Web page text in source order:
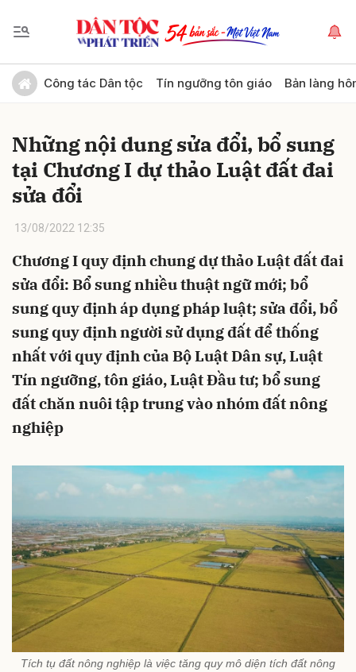
Công tác Dân tộc Tín ngưỡng tôn giáo Bản làng
Những nội dung sửa đổi, bổ sung
tại Chương I dự thảo Luật đất đai
sửa đổi
13/08/2022 12:35
Chương I quy định chung dự thảo Luật đất đai
sửa đổi: Bổ sung nhiều thuật ngữ mới; bổ
sung quy định áp dụng pháp luật; sửa đổi, bổ
sung quy định người sử dụng đất để thống
nhất với quy định của Bộ Luật Dân sự, Luật
Tín ngưỡng, tôn giáo, Luật Đầu tư; bổ sung
đất chăn nuôi tập trung vào nhóm đất nông
nghiệp
Tích tụ đất nông nghiệp là việc tăng quy mô diện tích đất nông
Gửi bình luận